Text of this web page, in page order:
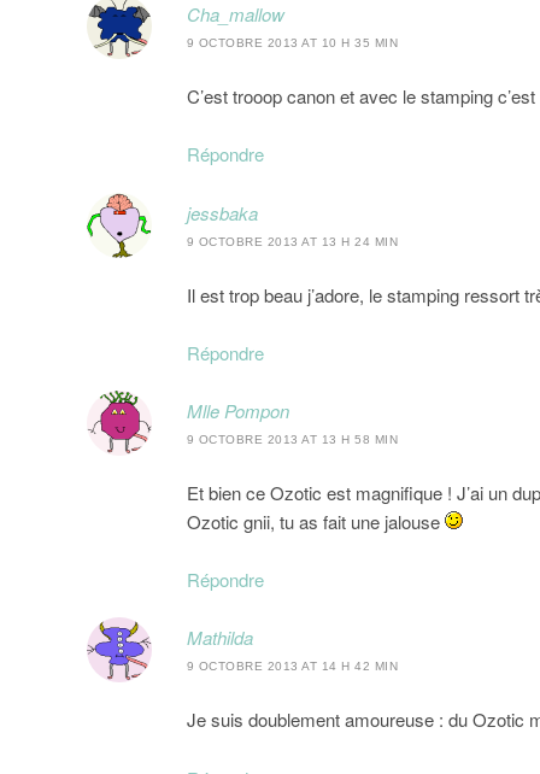
Cha_mallow
9 OCTOBRE 2013 AT 10 H 35 MIN
C’est trooop canon et avec le stamping
Répondre
jessbaka
9 OCTOBRE 2013 AT 13 H 24 MIN
Il est trop beau j’adore, le stamping ressort
Répondre
Mlle Pompon
9 OCTOBRE 2013 AT 13 H 58 MIN
Et bien ce Ozotic est magnifique ! J’ai un
Ozotic gnii, tu as fait une jalouse
Répondre
Mathilda
9 OCTOBRE 2013 AT 14 H 42 MIN
Je suis doublement amoureuse : du Ozotic